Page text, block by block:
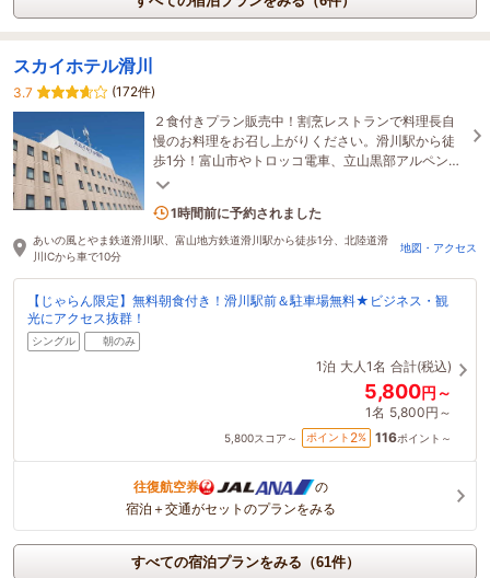
スカイホテル滑川
3.7
(172件)
２食付きプラン販売中！割烹レストランで料理長自
慢のお料理をお召し上がりください。滑川駅から徒
歩1分！富山市やトロッコ電車、立山黒部アルペンル
ートにもアクセスしやすく、ビジネス、観光に最適
1名がこの宿を見ています
1時間前に予約されました
あいの風とやま鉄道滑川駅、富山地方鉄道滑川駅から徒歩1分、北陸道滑
川ICから車で10分
地図・アクセス
【じゃらん限定】無料朝食付き！滑川駅前＆駐車場無料★ビジネス・観
光にアクセス抜群！
シングル 朝のみ
1泊 大人1名 合計(税込)
5,800円～
1名 5,800円～
5,800スコア～ ポイント 2% 116ポイント～
往復航空券
の
宿泊＋交通がセットのプランをみる
すべての宿泊プランをみる（61件）